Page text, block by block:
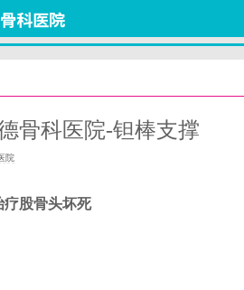
骨科医院-钽棒支撑
院
股骨头坏死